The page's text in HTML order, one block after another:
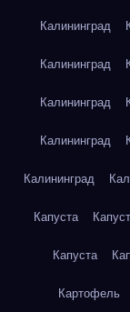
Калининград
Калининград
Калининград
Калининград
Калининград
Капуста
Капуста
Картофель